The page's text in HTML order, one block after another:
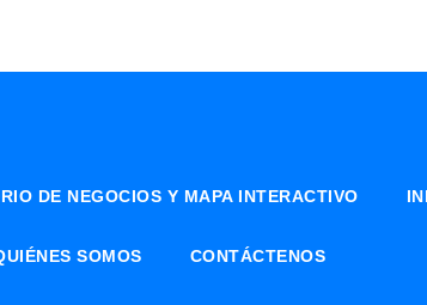
DE NEGOCIOS Y MAPA INTERACTIVO
SOMOS CONTÁCTENOS